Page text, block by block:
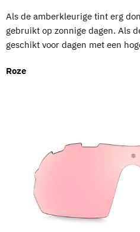
Als de amberkleurige tint erg
gebruikt op zonnige dagen. Als
geschikt voor dagen met een
Roze